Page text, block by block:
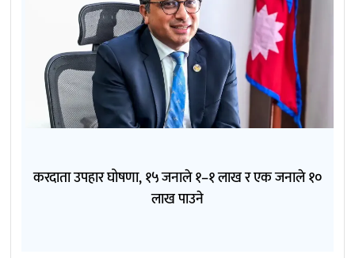
करदाता उपहार घोषणा, १५ जनाले १–१ लाख र एक जनाले १०
लाख पाउने